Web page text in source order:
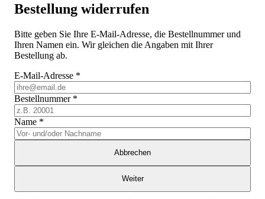
Bestellung widerrufen
Bitte geben Sie Ihre E-Mail-Adresse, die Bestellnummer und
Ihren Namen ein. Wir gleichen die Angaben mit Ihrer
Bestellung ab.
E-Mail-Adresse *
Bestellnummer *
Name *
Abbrechen
Weiter